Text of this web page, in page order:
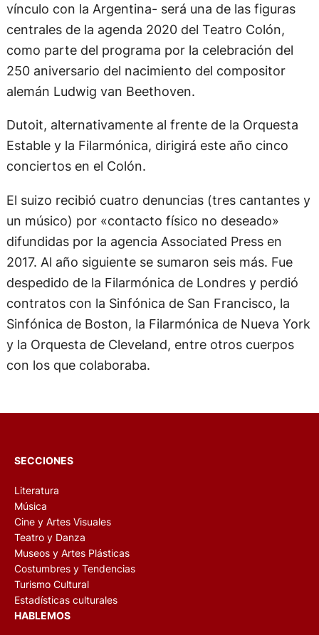
vínculo con la Argentina- será una de las figuras
centrales de la agenda 2020 del Teatro Colón,
como parte del programa por la celebración del
250 aniversario del nacimiento del compositor
alemán Ludwig van Beethoven.
Dutoit, alternativamente al frente de la Orquesta
Estable y la Filarmónica, dirigirá este año cinco
conciertos en el Colón.
El suizo recibió cuatro denuncias (tres cantantes y
un músico) por «contacto físico no deseado»
difundidas por la agencia Associated Press en
2017. Al año siguiente se sumaron seis más. Fue
despedido de la Filarmónica de Londres y perdió
contratos con la Sinfónica de San Francisco, la
Sinfónica de Boston, la Filarmónica de Nueva York
y la Orquesta de Cleveland, entre otros cuerpos
con los que colaboraba.
SECCIONES
Literatura
Música
Cine y Artes Visuales
Teatro y Danza
Museos y Artes Plásticas
Costumbres y Tendencias
Turismo Cultural
Estadísticas culturales
HABLEMOS